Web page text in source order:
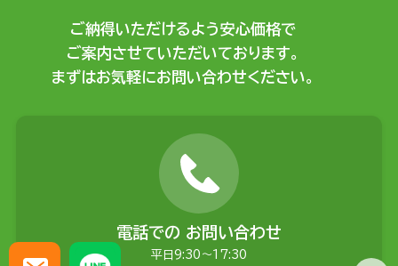
ご納得いただけるよう安心価格で
ご案内させていただいております。
まずはお気軽にお問い合わせください。
電話での お問い合わせ
平日9:30〜17:30